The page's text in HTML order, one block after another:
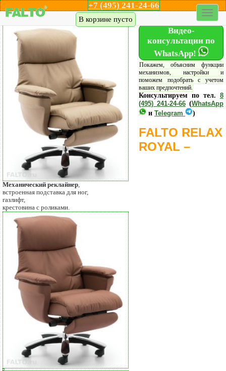
+7 (495) 241-24-66
Каталог кресел Акции
Дилеры
Шоу-рум
ДоставкаВ корзине пусто
Механический реклайнер,
встроенная подставка для ног,
газлифт,
крестовина с роликами.
Видео-
консультации по
WhatsApp!
Покажем, объясним функции
механизмов, настройки и
поможем подобрать с учетом
ваших предпочтений.
Консультируем по тел. 8
(495) 241-24-66 (WhatsApp
и Telegram )
FALTO RELAX
ROYAL –